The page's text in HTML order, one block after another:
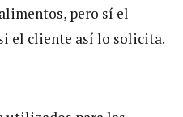
pero sí el
el cliente así lo solicita.